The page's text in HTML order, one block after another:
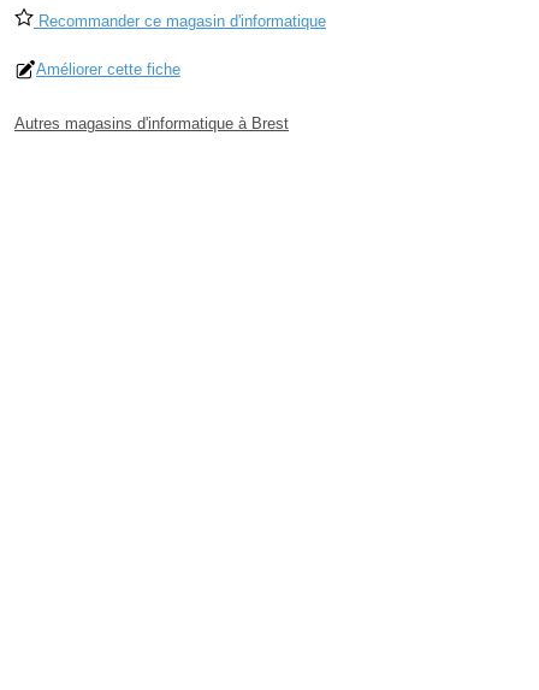
Recommander ce magasin d'informatique
Améliorer cette fiche
Autres magasins d'informatique à Brest